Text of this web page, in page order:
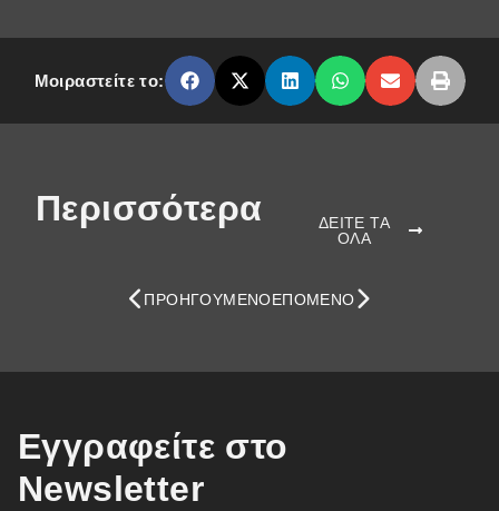
Μοιραστείτε το:
Περισσότερα
ΔΕΙΤΕ ΤΑ
ΟΛΑ
ΠΡΟΗΓΟΎΜΕΝΟΕΠΌΜΕΝΟ
Εγγραφείτε στο
Newsletter